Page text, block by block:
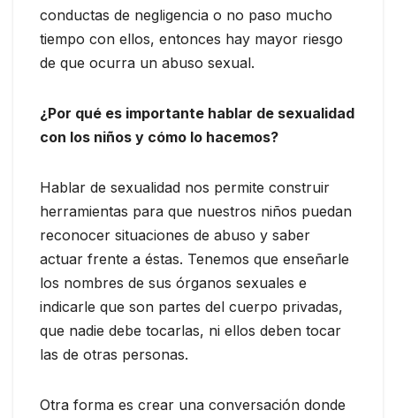
conductas de negligencia o no paso mucho
tiempo con ellos, entonces hay mayor riesgo
de que ocurra un abuso sexual.
¿Por qué es importante hablar de sexualidad
con los niños y cómo lo hacemos?
Hablar de sexualidad nos permite construir
herramientas para que nuestros niños puedan
reconocer situaciones de abuso y saber
actuar frente a éstas. Tenemos que enseñarle
los nombres de sus órganos sexuales e
indicarle que son partes del cuerpo privadas,
que nadie debe tocarlas, ni ellos deben tocar
las de otras personas.
Otra forma es crear una conversación donde